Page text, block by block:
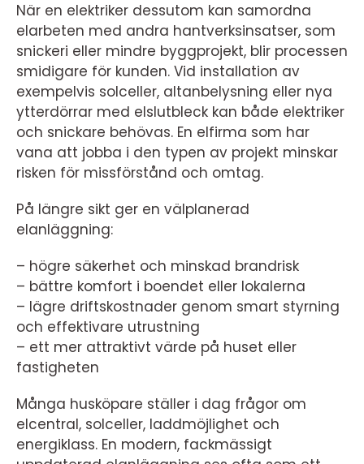
När en elektriker dessutom kan samordna
elarbeten med andra hantverksinsatser, som
snickeri eller mindre byggprojekt, blir processen
smidigare för kunden. Vid installation av
exempelvis solceller, altanbelysning eller nya
ytterdörrar med elslutbleck kan både elektriker
och snickare behövas. En elfirma som har
vana att jobba i den typen av projekt minskar
risken för missförstånd och omtag.
På längre sikt ger en välplanerad
elanläggning:
– högre säkerhet och minskad brandrisk
– bättre komfort i boendet eller lokalerna
– lägre driftskostnader genom smart styrning
och effektivare utrustning
– ett mer attraktivt värde på huset eller
fastigheten
Många husköpare ställer i dag frågor om
elcentral, solceller, laddmöjlighet och
energiklass. En modern, fackmässigt